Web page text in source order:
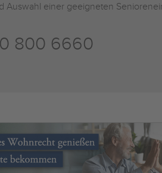
einer geeigneten
800 6660